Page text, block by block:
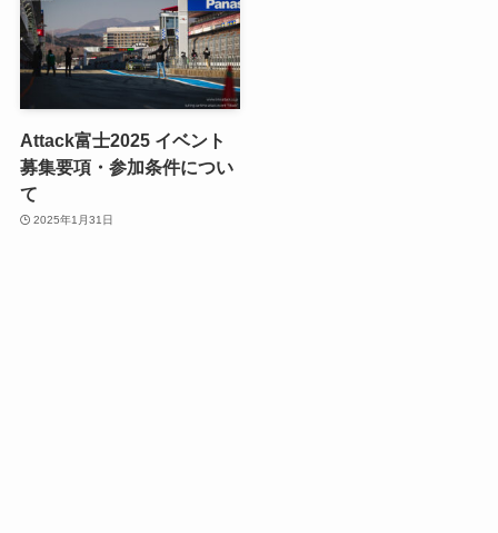
Attack富士2025 イベント
募集要項・参加条件につい
て
2025年1月31日